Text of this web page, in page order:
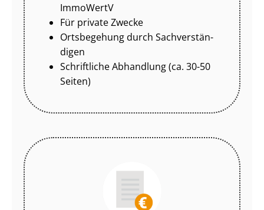
ImmoWertV
Für private Zwecke
Ortsbegehung durch Sach­ver­stän­
di­gen
Schriftliche Abhandlung (ca. 30-50
Seiten)